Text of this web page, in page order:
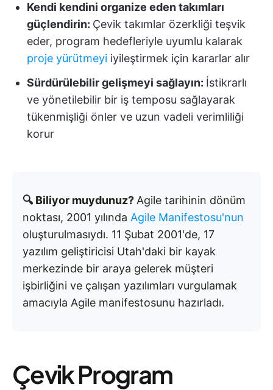
Kendi kendini organize eden takımları
güçlendirin: Çevik takımlar özerkliği teşvik
eder, program hedefleriyle uyumlu kalarak
proje yürütmeyi iyileştirmek için kararlar alır
Sürdürülebilir gelişmeyi sağlayın: İstikrarlı
ve yönetilebilir bir iş temposu sağlayarak
tükenmişliği önler ve uzun vadeli verimliliği
korur
🔍 Biliyor muydunuz? Agile tarihinin dönüm
noktası, 2001 yılında Agile Manifestosu'nun
oluşturulmasıydı. 11 Şubat 2001'de, 17
yazılım geliştiricisi Utah'daki bir kayak
merkezinde bir araya gelerek müşteri
işbirliğini ve çalışan yazılımları vurgulamak
amacıyla Agile manifestosunu hazırladı.
Çevik Program